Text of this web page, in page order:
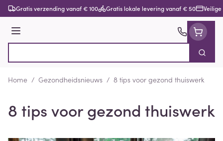
Ga naar de inhoud
Gratis verzending vanaf € 100 Gratis lokale levering vanaf € 50
Menu
Zoek
Home / Gezondheidsnieuws / 8 tips voor gezond thuiswerk
8 tips voor gezond thuiswerk